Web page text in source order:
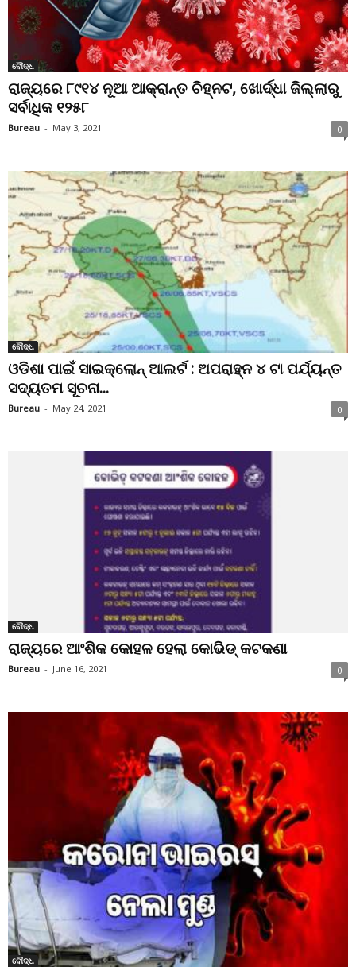
ବୌଦ୍ଧ
ରାଜ୍ୟରେ ୮୯୧୪ ନୂଆ ଆକ୍ରାନ୍ତ ଚିହ୍ନଟ, ଖୋର୍ଦ୍ଧା ଜିଲ୍ଲାରୁ
ସର୍ବାଧିକ ୧୨୫୮
Bureau - May 3, 2021 0
ବୌଦ୍ଧ
ଓଡିଶା ପାଇଁ ସାଇକ୍ଲୋନ୍ ଆଲର୍ଟ : ଅପରାହ୍ନ ୪ ଟା ପର୍ଯ୍ୟନ୍ତ
ସଦ୍ୟତମ ସୂଚନା...
Bureau - May 24, 2021 0
ବୌଦ୍ଧ
ରାଜ୍ୟରେ ଆଂଶିକ କୋହଳ ହେଲା କୋଭିଡ୍‌ କଟକଣା
Bureau - June 16, 2021 0
ବୌଦ୍ଧ